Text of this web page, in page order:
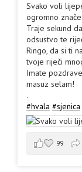
Svako voli
ogromno
Traje sekund
odsustvo te
Ringo, da si ti
tvoje riječi
Imate
masuz selam!
.
#hvala #sjenica
99